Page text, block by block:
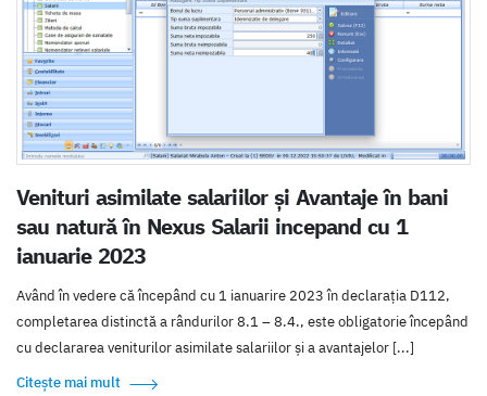
Venituri asimilate salariilor și Avantaje în bani
sau natură în Nexus Salarii incepand cu 1
ianuarie 2023
Având în vedere că începând cu 1 ianuarire 2023 în declarația D112,
completarea distinctă a rândurilor 8.1 – 8.4., este obligatorie începând
cu declararea veniturilor asimilate salariilor și a avantajelor [...]
Citește mai mult